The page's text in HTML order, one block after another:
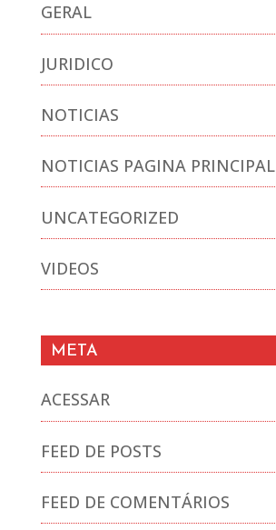
GERAL
JURIDICO
NOTICIAS
NOTICIAS PAGINA PRINCIPAL
UNCATEGORIZED
VIDEOS
META
ACESSAR
FEED DE POSTS
FEED DE COMENTÁRIOS